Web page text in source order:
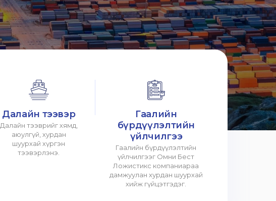
Далайн тээвэр
Далайн тээврийг хямд,
аюулгүй, хурдан
шуурхай хүргэн
тээвэрлэнэ.
Гаалийн
бүрдүүлэлтийн
үйлчилгээ
Гаалийн бүрдүүлэлтийн
үйлчилгээг Омни Бест
Ложистикс компаниараа
дамжуулан хурдан шуурхай
хийж гүйцэтгэдэг.